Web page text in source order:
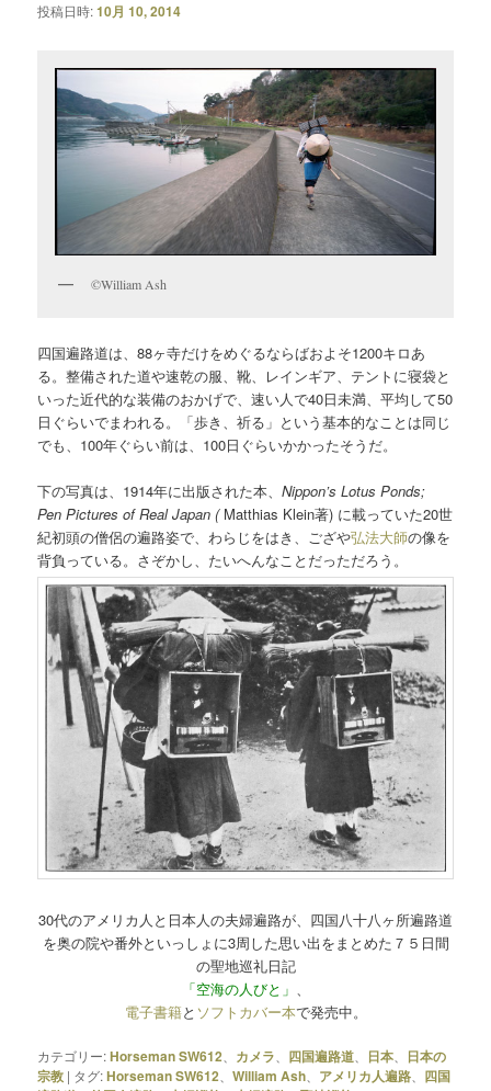
投稿日時:10月 10, 2014
©William Ash
四国遍路道は、88ヶ寺だけをめぐるならばおよそ1200キロあ
る。整備された道や速乾の服、靴、レインギア、テントに寝袋と
いった近代的な装備のおかげで、速い人で40日未満、平均して50
日ぐらいでまわれる。「歩き、祈る」という基本的なことは同じ
でも、100年ぐらい前は、100日ぐらいかかったそうだ。
下の写真は、1914年に出版された本、Nippon’s Lotus Ponds;
Pen Pictures of Real Japan (Matthias Klein著) に載っていた20世
紀初頭の僧侶の遍路姿で、わらじをはき、ござや弘法大師の像を
背負っている。さぞかし、たいへんなことだっただろう。
30代のアメリカ人と日本人の夫婦遍路が、四国八十八ヶ所遍路道
を奥の院や番外といっしょに3周した思い出をまとめた７５日間
の聖地巡礼日記
「空海の人びと」 、
電子書籍と ソフトカバー本で発売中。
カテゴリー:Horseman SW612 カメラ 四国遍路道 日本
日本の
宗教 | タグ:Horseman SW612 、William Ash アメリカ人遍路
四国